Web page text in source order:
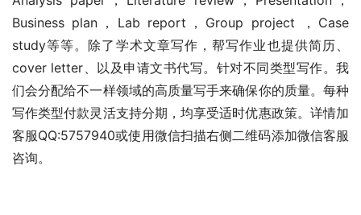
Business plan，Lab report，Group project ，Case
study等等。除了学术文章写作，帮写作业也提供简历、
cover letter、以及申请文书代写。针对不同类型写作。我
们会分配给不一样领域的高质量写手来确保你的质量。每种
写作类型付款灵活支持分期，均享受适时优惠政策。详情加
客服QQ:5757940或使用微信扫描右侧二维码添加微信客服
咨询。